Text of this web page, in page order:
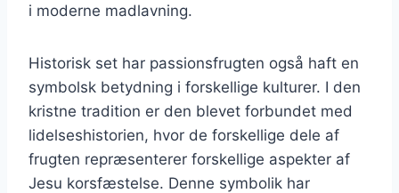
i moderne madlavning.
Historisk set har passionsfrugten også haft en
symbolsk betydning i forskellige kulturer. I den
kristne tradition er den blevet forbundet med
lidelseshistorien, hvor de forskellige dele af
frugten repræsenterer forskellige aspekter af
Jesu korsfæstelse. Denne symbolik har